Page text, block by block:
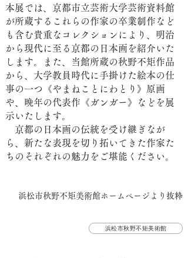
本展では、京都市立芸術大学芸術資料館
が所蔵するこれらの作家の卒業制作など
も含む貴重なコレクションにより、明治
から現代に至る京都の日本画を紹介いた
します。また、当館所蔵の秋野不矩作品
から、大学教員時代に手掛けた絵本の仕
事の一つ《やまねことにわとり》原画
や、晩年の代表作《ガンガー》などを展
示いたします。
京都の日本画の伝統を受け継ぎなが
ら、新たな表現を切り拓いてきた作家た
ちのそれぞれの魅力をご堪能ください。
浜松市秋野不矩美術館ホームページより抜粋
浜松市秋野不矩美術館